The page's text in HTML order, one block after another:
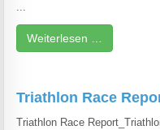
...
Weiterlesen …
Triathlon Race
Triathlon Race